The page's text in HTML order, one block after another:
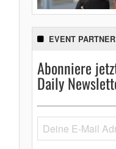
EVENT
Abonniere
Daily